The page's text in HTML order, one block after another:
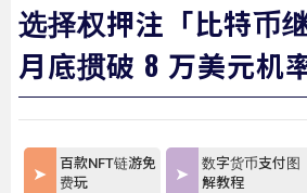
选择权押注「比特币
月底掼破 8 万美元机
百款NFT链游免
费玩
数字货币支付图
解教程